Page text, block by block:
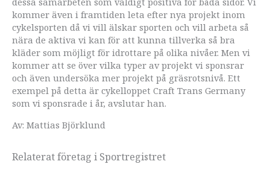
kommer även i framtiden leta efter nya projekt inom
cykelsporten då vi vill älskar sporten och vill arbeta så
nära de aktiva vi kan för att kunna tillverka så bra
kläder som möjligt för idrottare på olika nivåer. Men vi
kommer att se över vilka typer av projekt vi sponsrar
och även undersöka mer projekt på gräsrotsnivå. Ett
exempel på detta är cykelloppet Craft Trans Germany
som vi sponsrade i år, avslutar han.
Av: Mattias Björklund
Relaterat företag i Sportregistret